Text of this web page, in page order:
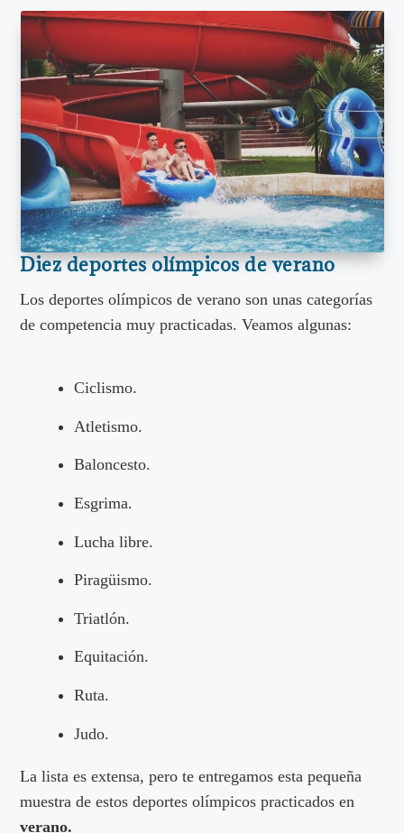
Diez deportes olímpicos de verano
Los deportes olímpicos de verano son unas categorías
de competencia muy practicadas. Veamos algunas:
Ciclismo.
Atletismo.
Baloncesto.
Esgrima.
Lucha libre.
Piragüismo.
Triatlón.
Equitación.
Ruta.
Judo.
La lista es extensa, pero te entregamos esta pequeña
muestra de estos deportes olímpicos practicados en
verano.